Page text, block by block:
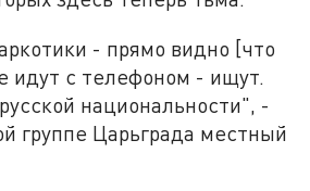
- прямо видно [что
идут с телефоном - ищут.
национальности", -
группе Царьграда местный